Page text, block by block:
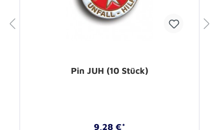
Pin JUH (10 Stück)
9,28 €*